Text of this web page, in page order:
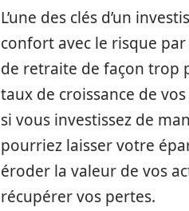
L’une des clés d’un
confort avec le risque
de retraite de façon trop
taux de croissance de
si vous investissez de
pourriez laisser votre
éroder la valeur de vos
récupérer vos pertes.